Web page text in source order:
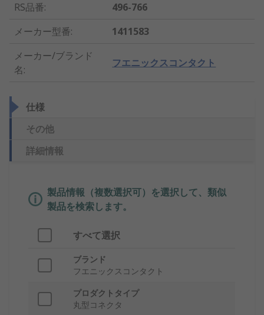
RS品番:
496-766
メーカー型番:
1411583
メーカー/ブランド
名:
フエニックスコンタクト
仕様
その他
詳細情報
製品情報（複数選択可）を選択して、類似
製品を検索します。
すべて選択
ブランド
フエニックスコンタクト
プロダクトタイプ
丸型コネクタ